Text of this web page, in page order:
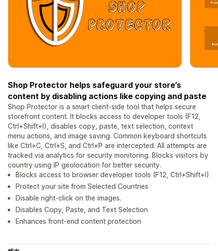
Shop Protector helps safeguard your store’s
content by disabling actions like copying and paste
Shop Protector is a smart client-side tool that helps secure
storefront content. It blocks access to developer tools (F12,
Ctrl+Shift+I), disables copy, paste, text selection, context
menu actions, and image saving. Common keyboard shortcuts
like Ctrl+C, Ctrl+S, and Ctrl+P are intercepted. All attempts are
tracked via analytics for security monitoring. Blocks visitors by
country using IP geolocation for better security.
Blocks access to browser developer tools (F12, Ctrl+Shift+I)
Protect your site from Selected Countries
Disable right-click on the images.
Disables Copy, Paste, and Text Selection
Enhances front-end content protection